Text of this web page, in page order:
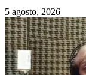
5 agosto, 2026